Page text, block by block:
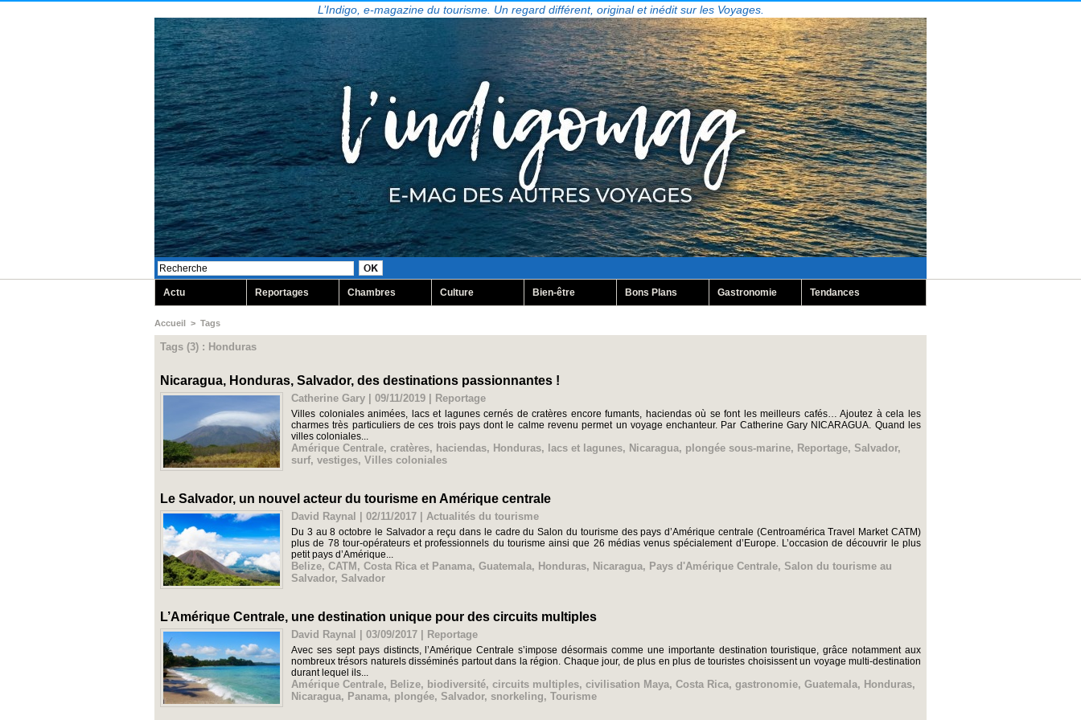
L’Indigo, e-magazine du tourisme. Un regard différent, original et inédit sur les Voyages.
Actu Reportages Chambres Culture Bien-être Bons Plans Gastronomie Tendances
Accueil > Tags
Tags (3) : Honduras
Nicaragua, Honduras, Salvador, des destinations passionnantes !
Catherine Gary | 09/11/2019 Reportage
Villes coloniales animées, lacs et lagunes cernés de cratères encore fumants, haciendas où se font les meilleurs cafés… Ajoutez à cela les
charmes très particuliers de ces trois pays dont le calme revenu permet un voyage enchanteur. Par Catherine Gary NICARAGUA. Quand les
villes coloniales...
Amérique Centrale, cratères, haciendas, Honduras, lacs et lagunes, Nicaragua, plongée sous-marine, Reportage, Salvador,
surf, vestiges, Villes coloniales
Le Salvador, un nouvel acteur du tourisme en Amérique centrale
David Raynal | 02/11/2017 Actualités du tourisme
Du 3 au 8 octobre le Salvador a reçu dans le cadre du Salon du tourisme des pays d’Amérique centrale (Centroamérica Travel Market CATM)
plus de 78 tour-opérateurs et professionnels du tourisme ainsi que 26 médias venus spécialement d’Europe. L’occasion de découvrir le plus
petit pays d’Amérique...
Belize, CATM , Costa Rica et Panama, Guatemala, Honduras, Nicaragua, Pays d'Amérique Centrale, Salon du tourisme au
Salvador, Salvador
L’Amérique Centrale, une destination unique pour des circuits multiples
David Raynal | 03/09/2017 Reportage
Avec ses sept pays distincts, l’Amérique Centrale s’impose désormais comme une importante destination touristique, grâce notamment aux
nombreux trésors naturels disséminés partout dans la région. Chaque jour, de plus en plus de touristes choisissent un voyage multi-destination
durant lequel ils...
Amérique Centrale, Belize, biodiversité, circuits multiples, civilisation Maya, Costa Rica, gastronomie, Guatemala, Honduras,
Nicaragua, Panama, plongée, Salvador, snorkeling, Tourisme